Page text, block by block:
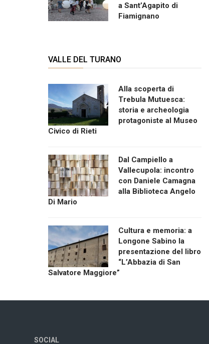
a Sant’Agapito di
Fiamignano
VALLE DEL TURANO
Alla scoperta di
Trebula Mutuesca:
storia e archeologia
protagoniste al Museo
Civico di Rieti
Dal Campiello a
Vallecupola: incontro
con Daniele Camagna
alla Biblioteca Angelo
Di Mario
Cultura e memoria: a
Longone Sabino la
presentazione del libro
“L’Abbazia di San
Salvatore Maggiore”
SOCIAL